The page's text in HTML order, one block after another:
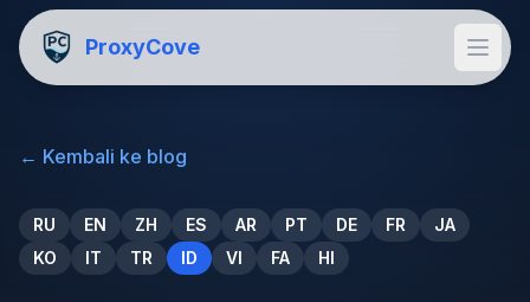
ProxyCove
← Kembali ke blog
RU EN ZH ES AR PT DE FR
JA
KO
IT TR ID VI FA HI